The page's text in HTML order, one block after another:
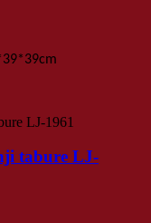
cm
tabure LJ-